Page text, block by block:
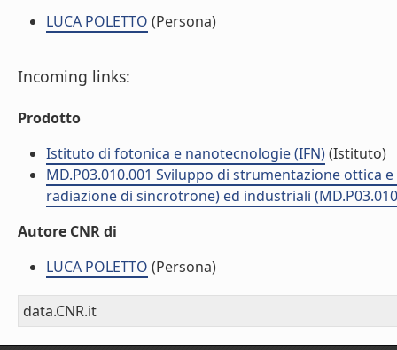
LUCA POLETTO (Persona)
Incoming links:
Prodotto
Istituto di fotonica e nanotecnologie (IFN)(Istituto)
MD.P03.010.001 Sviluppo di strumentazione ottica
radiazione di sincrotrone) ed industriali
Autore CNR di
LUCA POLETTO (Persona)
data.CNR.it